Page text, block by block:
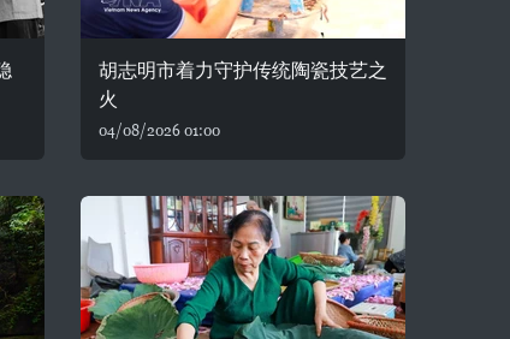
胡志明市着力守护传统陶瓷技艺之
火
04/08/2026 01:00